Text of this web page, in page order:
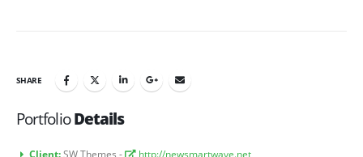
SHARE
PortfolioDetails
Client:SW Themes - http://newsmartwave.net